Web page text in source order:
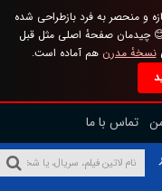
و منحصر به فرد بازطراحی شده
چیدمان صفحهٔ اصلی مثل قبل
نسخهٔ مدرن هم آماده است.
تماس با ما